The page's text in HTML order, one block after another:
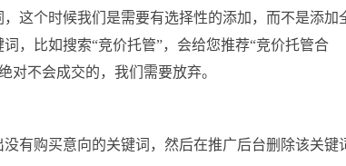
这个时候我们是需要有选择性的添加，而不是添加
，比如搜索“竞价托管”，会给您推荐“竞价托管合
对不会成交的，我们需要放弃。
有购买意向的关键词，然后在推广后台删除该关键